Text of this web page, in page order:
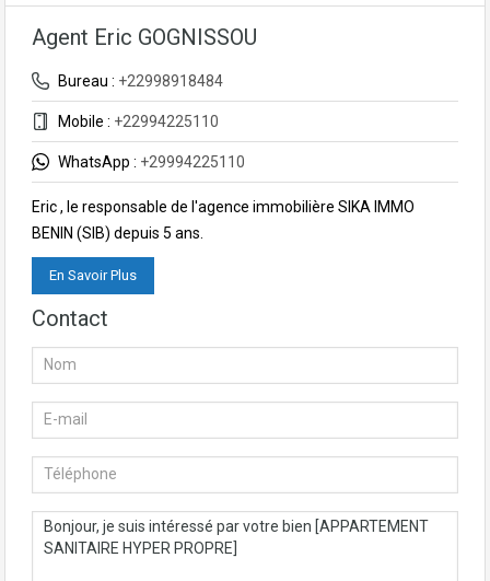
Agent Eric GOGNISSOU
Bureau : +22998918484
Mobile : +22994225110
WhatsApp : +29994225110
Eric , le responsable de l'agence immobilière SIKA IMMO
BENIN (SIB) depuis 5 ans.
En Savoir Plus
Contact